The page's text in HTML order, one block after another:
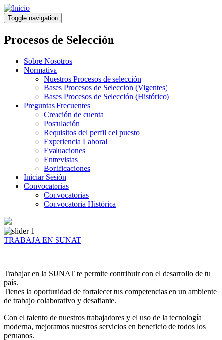
Pasar
al
contenido
principal
Toggle navigation
Procesos de Selección
Sobre Nosotros
Normativa
Nuestros Procesos de selección
Bases Procesos de Selección (Vigentes)
Bases Procesos de Selección (Histórico)
Preguntas Frecuentes
Creación de cuenta
Postulación
Requisitos del perfil del puesto
Experiencia Laboral
Evaluaciones
Entrevistas
Bonificaciones
Iniciar Sesión
Convocatorias
Convocatorias
Convocatoria Histórica
TRABAJA EN SUNAT
Trabajar en la SUNAT te permite contribuir con el desarrollo de tu
país.
Tienes la oportunidad de fortalecer tus competencias en un ambiente
de trabajo colaborativo y desafiante.
Con el talento de nuestros trabajadores y el uso de la tecnología
moderna, mejoramos nuestros servicios en beneficio de todos los
peruanos.